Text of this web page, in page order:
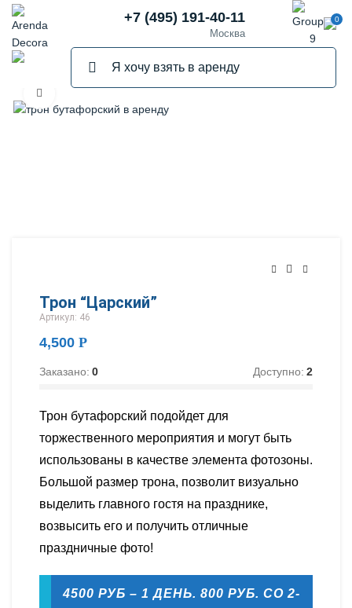
+7 (495) 191-40-11
Москва
0
Трон “Царский”
Артикул: 46
4,500 Р
Заказано: 0 Доступно: 2
Трон бутафорский подойдет для
торжественного мероприятия и могут быть
использованы в качестве элемента фотозоны.
Большой размер трона, позволит визуально
выделить главного гостя на празднике,
возвысить его и получить отличные
праздничные фото!
4500 РУБ – 1 ДЕНЬ. 800 РУБ. СО 2-